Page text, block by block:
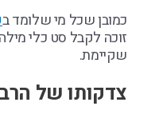
כמובן שכל מי שלומד ב
זוכה לקבל סט כלי
שקיימת.
צדקותו של הרב